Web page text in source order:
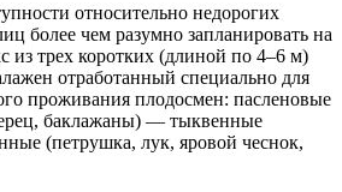
относительно недорогих
более чем разумно запланировать на
из трех коротких (длиной по 4–6 м)
отработанный специально для
проживания плодосмен: пасленовые
баклажаны) — тыквенные
(петрушка, лук, яровой чеснок,